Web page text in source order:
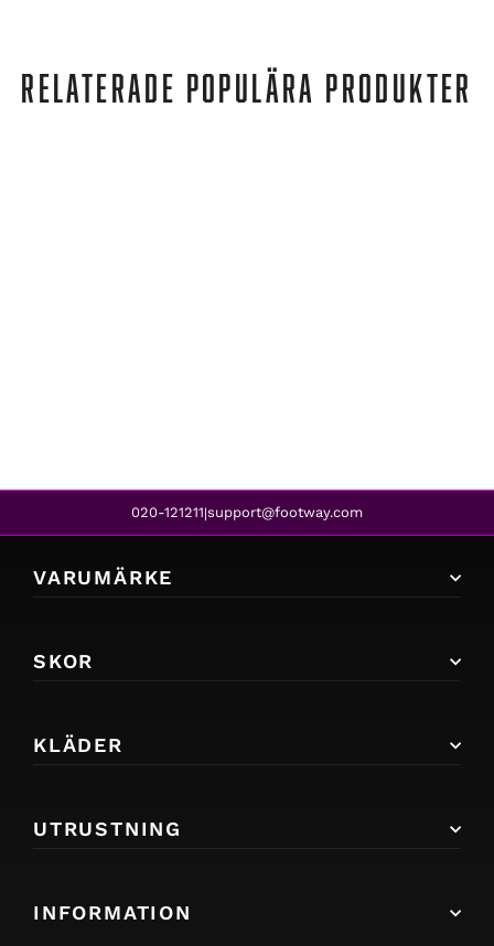
RELATERADE POPULÄRA PRODUKTER
020-121211|support@footway.com
VARUMÄRKE
SKOR
KLÄDER
UTRUSTNING
INFORMATION